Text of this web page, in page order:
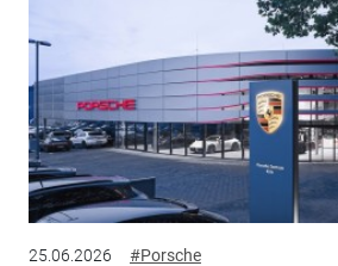
25.06.2026 #Porsche